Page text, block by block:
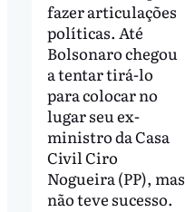
fazer articulações
políticas. Até
Bolsonaro chegou
a tentar tirá-lo
para colocar no
lugar seu ex-
ministro da Casa
Civil Ciro
Nogueira (PP), mas
não teve sucesso.